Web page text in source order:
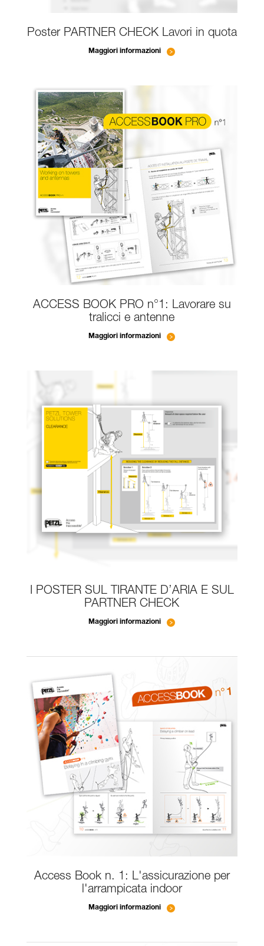
Poster PARTNER CHECK Lavori in quota
Maggiori informazioni
ACCESS BOOK PRO n°1: Lavorare su
tralicci e antenne
Maggiori informazioni
I POSTER SUL TIRANTE D’ARIA E SUL
PARTNER CHECK
Maggiori informazioni
Access Book n. 1: L'assicurazione per
l'arrampicata indoor
Maggiori informazioni